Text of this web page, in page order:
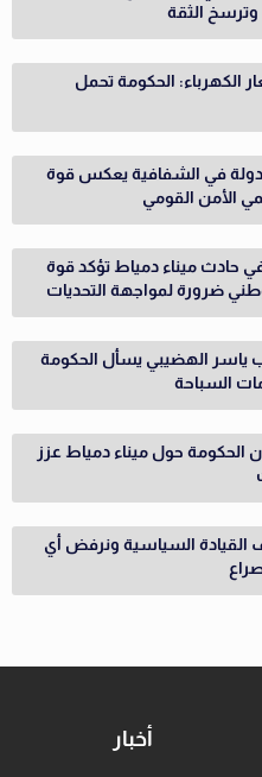
الثقة
الكهرباء: الحكومة تحمل
في الشفافية يعكس قوة
الأمن القومي
حادث ميناء دمياط تؤكد قوة
ضرورة لمواجهة التحديات
ياسر الهضيبي يسأل الحكومة
السباحة
الحكومة حول ميناء دمياط عزز
القيادة السياسية ونرفض أي
أخبار